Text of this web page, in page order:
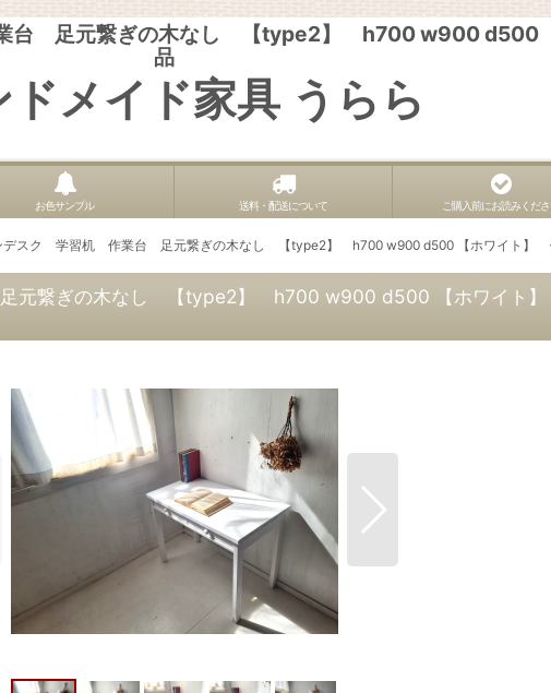
台 足元繋ぎの木なし 【type2】 h700 w900 d500
品
メイド家具 うらら
お色サンプル 送料・配送について ご購入前にお読みくだ
デスク 学習机 作業台 足元繋ぎの木なし 【type2】 h700 w900 d500 【ホワイト】
元繋ぎの木なし 【type2】 h700 w900 d500 【ホワイト